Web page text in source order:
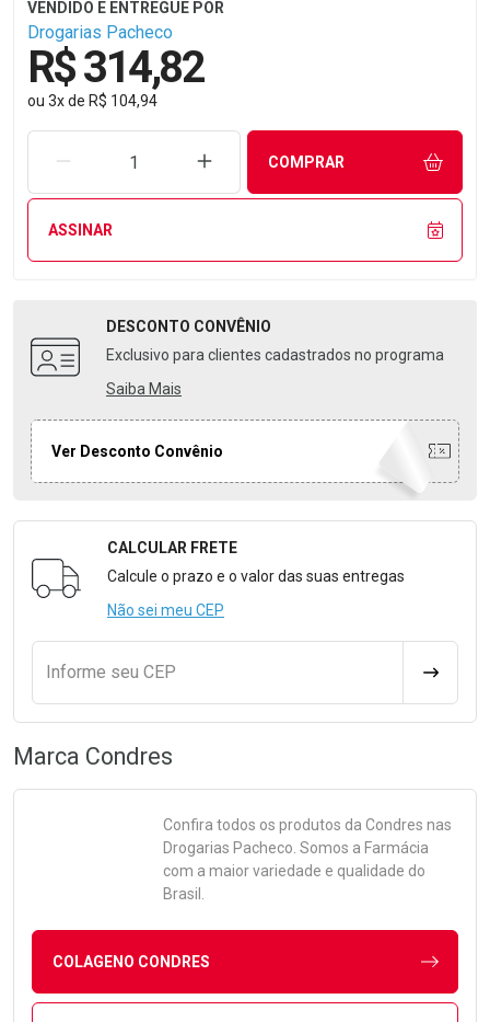
Drogarias Pacheco
R$ 314,82
ou 3xde R$ 104,94
REMOVER UMA UNIDADEAUMENTAR UMA UNIDADE
COMPRAR
ASSINAR
DESCONTO CONVÊNIO
Exclusivo para clientes cadastrados no programa
Saiba Mais
Ver Desconto Convênio
Formulário para Calcular o Frete
CALCULAR FRETE
Calcule o prazo e o valor das suas entregas
Não sei meu CEP
Informe seu CEP
Marca Condres
Confira todos os produtos da Condres nas
Drogarias Pacheco. Somos a Farmácia
com a maior variedade e qualidade do
Brasil.
COLAGENO CONDRES